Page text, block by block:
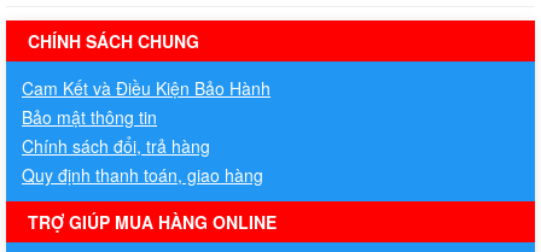
hermes handbags outlet online
CHÍNH SÁCH CHUNG
Cam Kết và Điều Kiện Bảo Hành
Bảo mật thông tin
Chính sách đổi, trả hàng
Quy định thanh toán, giao hàng
TRỢ GIÚP MUA HÀNG ONLINE